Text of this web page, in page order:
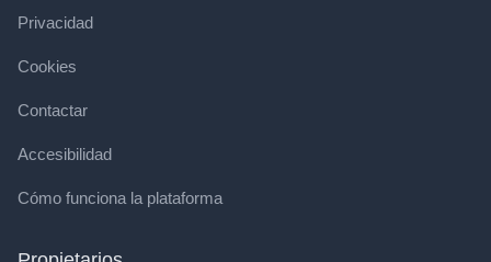
Privacidad
Cookies
Contactar
Accesibilidad
Cómo funciona la plataforma